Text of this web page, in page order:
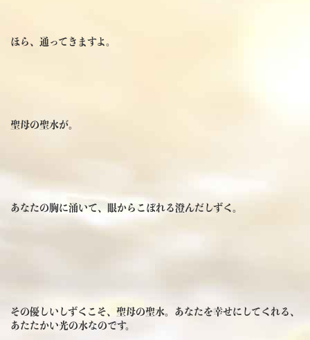
ほら、通ってきますよ。
聖母の聖水が。
あなたの胸に涌いて、眼からこぼれる澄んだしずく。
その優しいしずくこそ、聖母の聖水。あなたを幸せにしてくれる、
あたたかい光の水なのです。